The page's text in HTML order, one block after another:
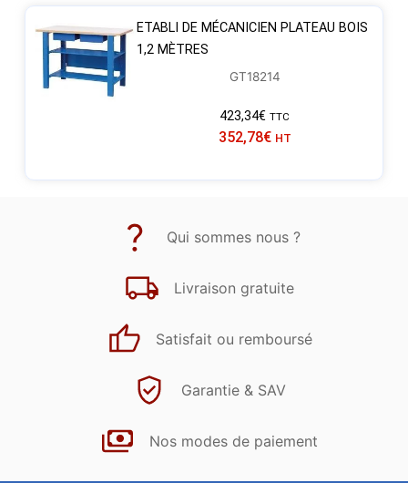
ETABLI DE MÉCANICIEN PLATEAU BOIS
1,2 MÈTRES
GT18214
423,34€ TTC
352,78€ HT
Qui sommes nous ?
Livraison gratuite
Satisfait ou remboursé
Garantie & SAV
Nos modes de paiement